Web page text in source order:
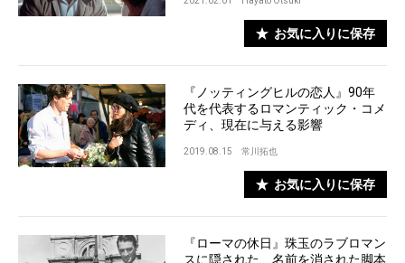
お気に入りに保存
『ノッティングヒルの恋人』90年
代を代表するロマンティック・コメ
ディ、現在に与える影響
2019.08.15 常川拓也
お気に入りに保存
『ローマの休日』珠玉のラブロマン
スに隠された、名前を消された脚本